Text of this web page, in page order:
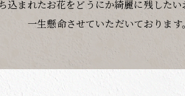
込まれたお花をどうにか綺麗に残した
一生懸命させていただいております。